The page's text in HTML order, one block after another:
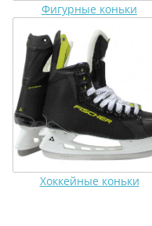
Фигурные коньки
Хоккейные коньки